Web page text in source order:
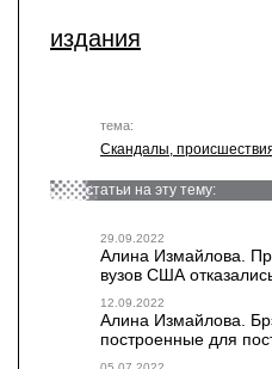
издания
тема:
Скандалы,
статьи на эту тему:
29.09.2022
Алина Измайлова.
вузов США
12.09.2022
Алина Измайлова.
построенные для